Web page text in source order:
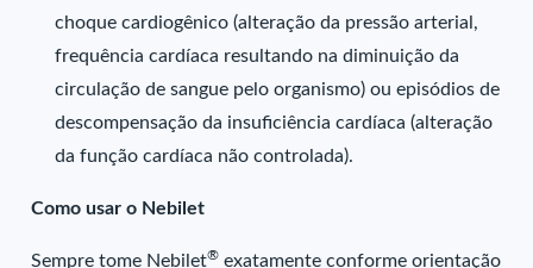
choque cardiogênico (alteração da pressão arterial,
frequência cardíaca resultando na diminuição da
circulação de sangue pelo organismo) ou episódios de
descompensação da insuficiência cardíaca (alteração
da função cardíaca não controlada).
Como usar o Nebilet
Sempre tome Nebilet® exatamente conforme orientação